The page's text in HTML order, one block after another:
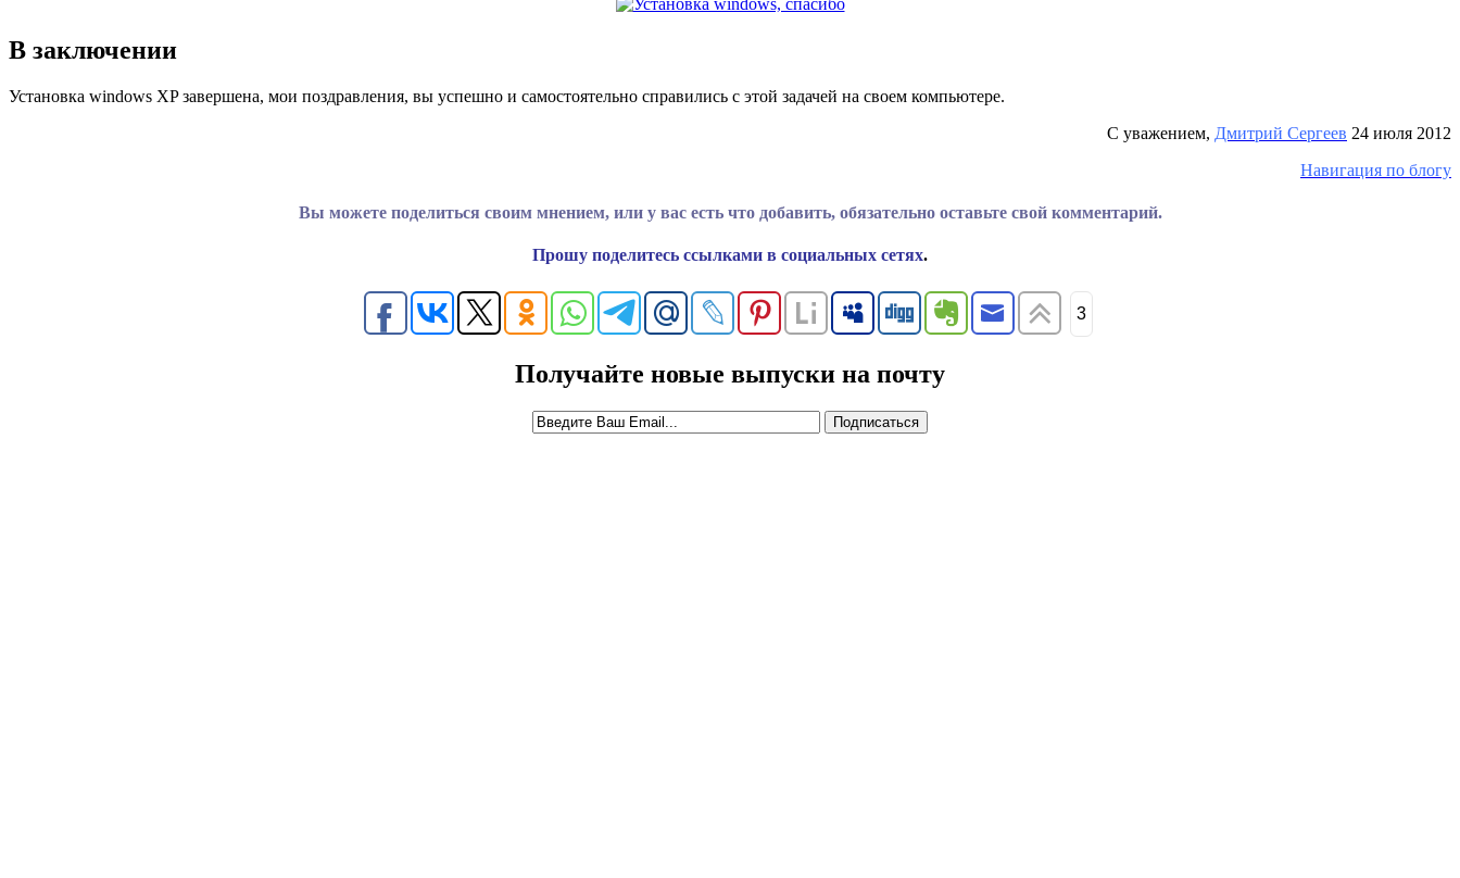
В заключении
Установка windows XP завершена, мои поздравления, вы успешно и самостоятельно справились с этой задачей на своем компьютере.
С уважением, Дмитрий Сергеев 24 июля 2012
Навигация по блогу
Вы можете поделиться своим мнением, или у вас есть что добавить, обязательно оставьте свой комментарий.
Прошу поделитесь ссылками в социальных сетях.
3
Получайте новые выпуски на почту